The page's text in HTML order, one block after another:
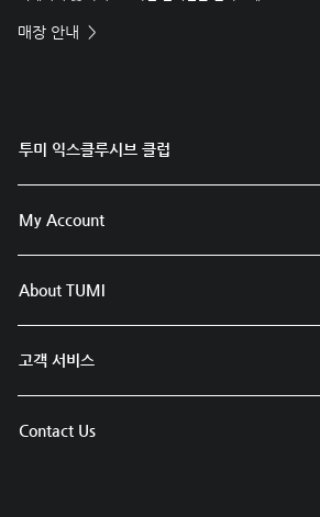
매장 안내
투미 익스클루시브 클럽
My Account
About TUMI
고객 서비스
Contact Us